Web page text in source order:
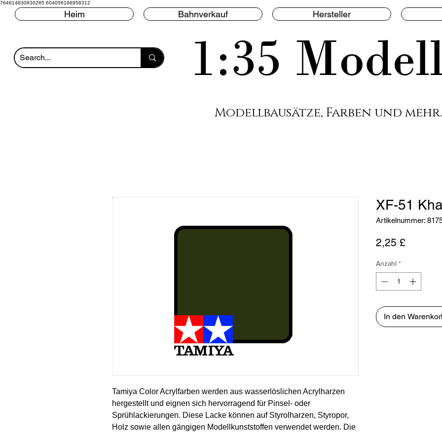
764614830830285 604056166958312
Heim Bahnverkauf Hersteller
1:35
Modellbausätze, Farben und mehr.
Tamiya Color Acrylfarben werden aus wasserlöslichen Acrylharzen
hergestellt und eignen sich hervorragend für Pinsel- oder
Sprühlackierungen. Diese Lacke können auf Styrolharzen, Styropor,
Holz sowie allen gängigen Modellkunststoffen verwendet werden. Die
XF-51
Artikelnummer:
2,25 £
Anzahl *
In den